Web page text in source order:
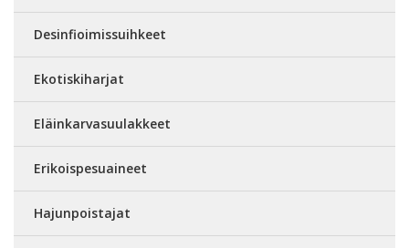
Desinfioimissuihkeet
Ekotiskiharjat
Eläinkarvasuulakkeet
Erikoispesuaineet
Hajunpoistajat